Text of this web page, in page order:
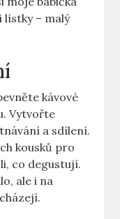
lístky – malý
kávové
Vytvořte
a sdílení.
kousků pro
co degustují.
ale i na